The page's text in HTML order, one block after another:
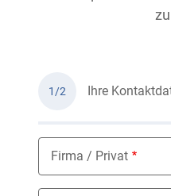
1/2 Ihre
Firma / Privat